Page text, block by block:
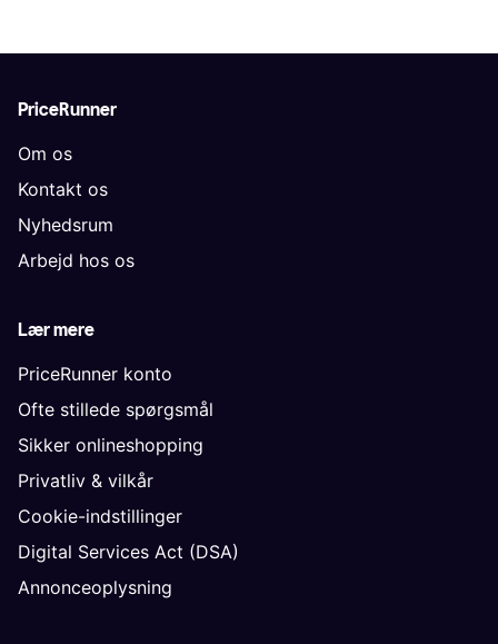
PriceRunner
Om os
Kontakt os
Nyhedsrum
Arbejd hos os
Lær mere
PriceRunner konto
Ofte stillede spørgsmål
Sikker onlineshopping
Privatliv & vilkår
Cookie-indstillinger
Digital Services Act (DSA)
Annonceoplysning